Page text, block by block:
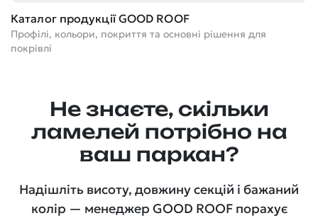
Каталог продукції GOOD ROOF
Профілі, кольори, покриття та основні рішення для
покрівлі
Не знаєте, скільки
ламелей потрібно на
ваш паркан?
Надішліть висоту, довжину секцій і бажаний
колір — менеджер GOOD ROOF порахує